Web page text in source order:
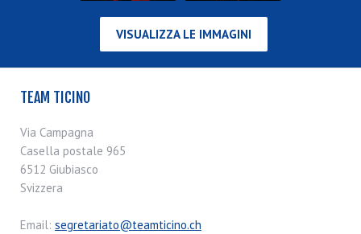
VISUALIZZA LE IMMAGINI
TEAM TICINO
Via Campagna
Casella postale 965
6512 Giubiasco
Svizzera
Email: segretariato@teamticino.ch